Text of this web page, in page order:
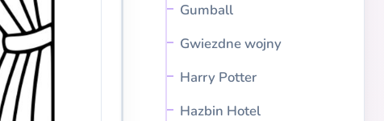
Gumball
Gwiezdne wojny
Harry Potter
Hazbin Hotel